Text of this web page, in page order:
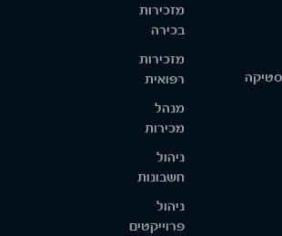
מזכירות
בכירה
מזכירות
רפואית
מנהל
מכירות
ניהול
חשבונות
ניהול
פרוייקטים